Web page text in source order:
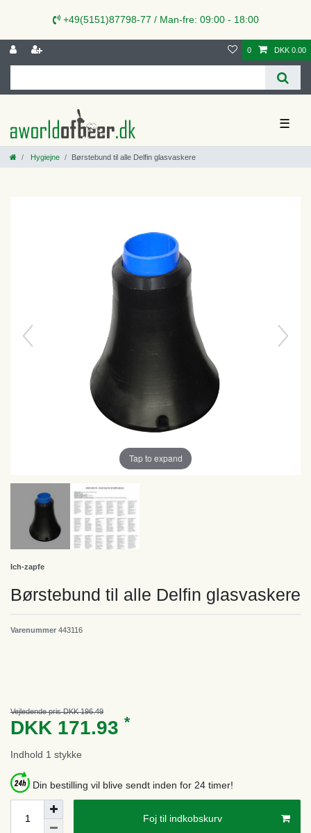
+49(5151)87798-77 / Man-fre: 09:00 - 18:00
0 DKK 0.00
☰
Hygiejne Børstebund til alle Delfin glasvaskere
Tap to expand
Ich-zapfe
Børstebund til alle Delfin glasvaskere
Varenummer 443116
Vejledende pris DKK 196.49
DKK 171.93 *
Indhold 1 stykke
Din bestilling vil blive sendt inden for 24 timer!
Foj til indkobskurv